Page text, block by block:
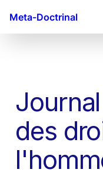
Meta-Doctrinal
des